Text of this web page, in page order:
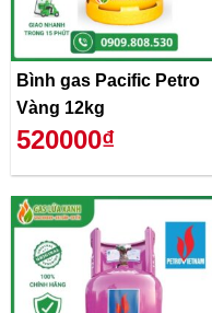
Bình gas Pacific Petro
Vàng 12kg
520000₫